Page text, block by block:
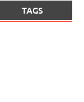
TAGS